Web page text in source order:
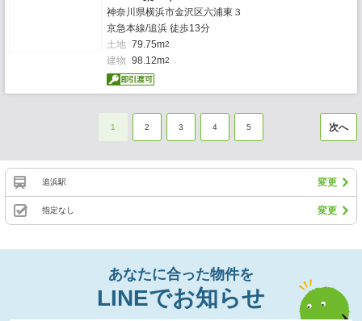
神奈川県横浜市金沢区六浦東３
京急本線/追浜 徒歩13分
土地 79.75m2
建物 98.12m2
1 2 3 4 5 次へ
追浜駅 変更
指定なし 変更
あなたに合った物件を
LINEでお知らせ